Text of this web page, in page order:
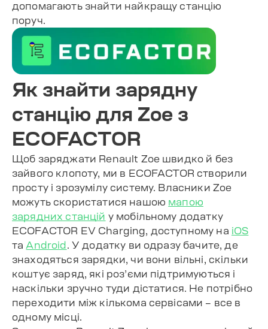
допомагають знайти найкращу станцію
поруч.
Як знайти зарядну
станцію для Zoe з
ECOFACTOR
Щоб заряджати Renault Zoe швидко й без
зайвого клопоту, ми в ECOFACTOR створили
просту і зрозумілу систему. Власники Zoe
можуть скористатися нашою мапою
зарядних станцій у мобільному додатку
ECOFACTOR EV Charging, доступному на iOS
та Android
. У додатку ви одразу бачите, де
знаходяться зарядки, чи вони вільні, скільки
коштує заряд, які роз’єми підтримуються і
наскільки зручно туди дістатися. Не потрібно
переходити між кількома сервісами – все в
одному місці.